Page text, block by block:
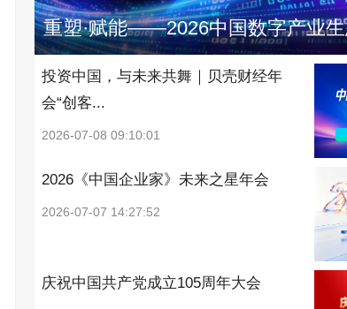
重塑·赋能——2026中国数字产业
投资中国，与未来共舞｜贝壳财经年
会“创客...
2026-07-08 09:10:01
2026《中国企业家》未来之星年会
2026-07-07 14:27:52
庆祝中国共产党成立105周年大会